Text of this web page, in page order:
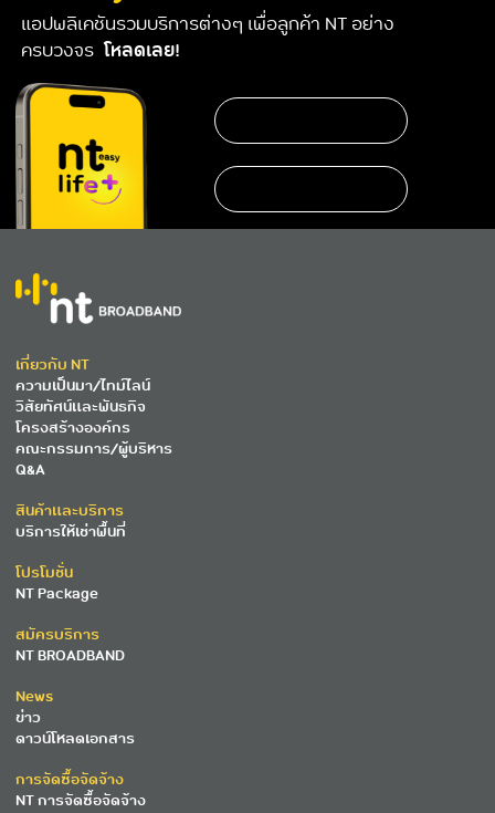
แอปพลิเคชันรวมบริการต่างๆ เพื่อลูกค้า NT อย่าง
ครบวงจร โหลดเลย!
เกี่ยวกับ NT
ความเป็นมา/ไทม์ไลน์
วิสัยทัศน์และพันธกิจ
โครงสร้างองค์กร
คณะกรรมการ/ผู้บริหาร
Q&A
สินค้าและบริการ
บริการให้เช่าพื้นที่
โปรโมชั่น
NT Package
สมัครบริการ
NT BROADBAND
News
ข่าว
ดาวน์โหลดเอกสาร
การจัดซื้อจัดจ้าง
NT การจัดซื้อจัดจ้าง